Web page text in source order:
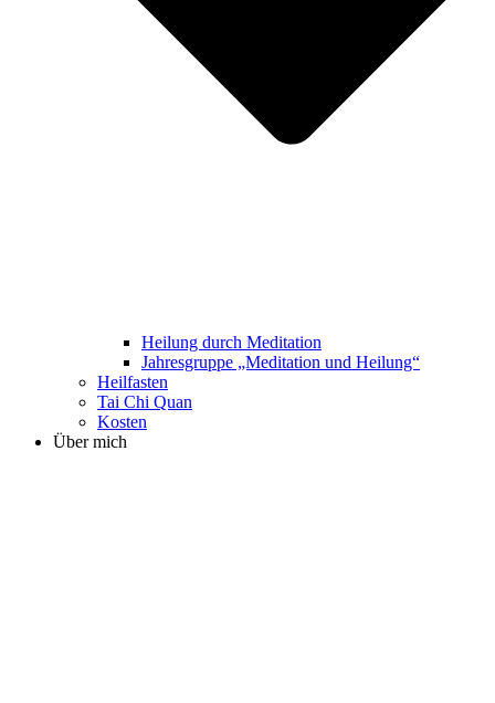
Heilung durch Meditation
Jahresgruppe „Meditation und Heilung“
Heilfasten
Tai Chi Quan
Kosten
Über mich